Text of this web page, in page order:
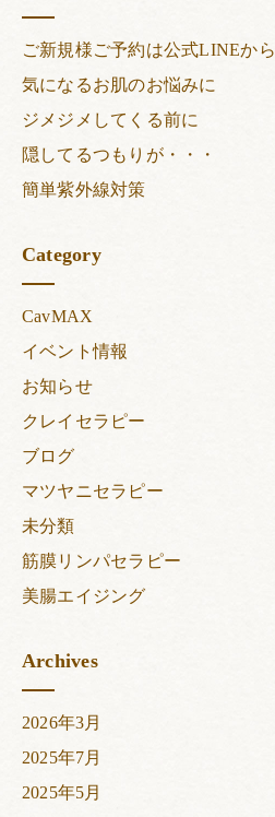
ご新規様ご予約は公式LINEから
気になるお肌のお悩みに
ジメジメしてくる前に
隠してるつもりが・・・
簡単紫外線対策
Category
CavMAX
イベント情報
お知らせ
クレイセラピー
ブログ
マツヤニセラピー
未分類
筋膜リンパセラピー
美腸エイジング
Archives
2026年3月
2025年7月
2025年5月